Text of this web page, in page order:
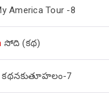
America Tour -8
సోది (కథ)
కథనకుతూహలం-7